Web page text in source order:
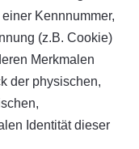
Kennnummer,
(z.B. Cookie)
Merkmalen
der physischen,
Identität dieser